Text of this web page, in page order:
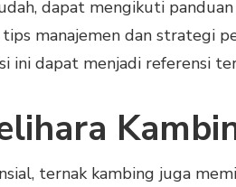
dapat mengikuti panduan
manajemen dan strategi
ini dapat menjadi referensi
ternak kambing juga